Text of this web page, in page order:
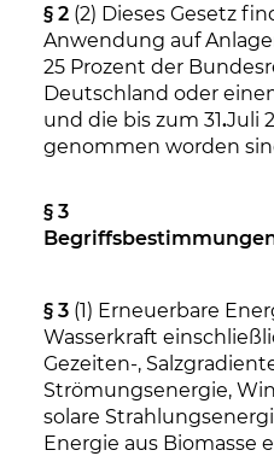
§ 2 (2) Dieses Gesetz
Anwendung auf
25 Prozent der
Deutschland oder
und die bis zum 31.Juli
genommen worden
§ 3
§ 3 (1) Erneuerbare
Wasserkraft
Gezeiten-,
Strömungsenergie,
solare
Energie aus Biomasse